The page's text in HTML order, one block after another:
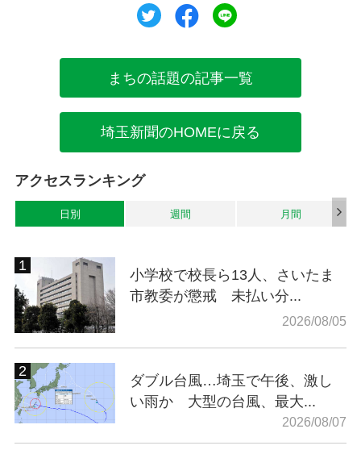
ツイートシェア
まちの話題の記事一覧
埼玉新聞のHOMEに戻る
アクセスランキング
日別 週間 月間
小学校で校長ら13人、さいたま
市教委が懲戒 未払い分...
2026/08/05
ダブル台風…埼玉で午後、激し
い雨か 大型の台風、最大...
2026/08/07